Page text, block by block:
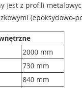
jest z profili
(epoksydowo-
2000 mm
730 mm
840 mm